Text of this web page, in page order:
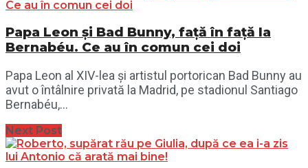
Papa Leon și Bad Bunny, față în față la
Bernabéu. Ce au în comun cei doi
Papa Leon al XIV-lea și artistul portorican Bad Bunny au
avut o întâlnire privată la Madrid, pe stadionul Santiago
Bernabéu,...
Next Post